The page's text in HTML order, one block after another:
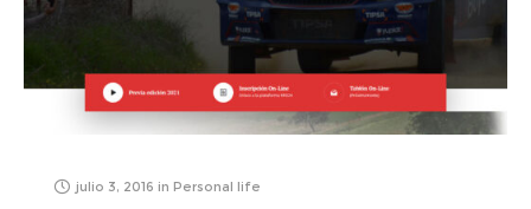
julio 3, 2016 in Personal life